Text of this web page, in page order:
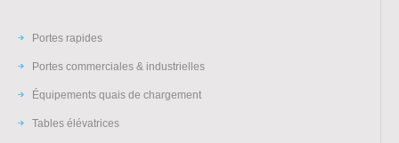
Portes rapides
Portes commerciales & industrielles
Équipements quais de chargement
Tables élévatrices